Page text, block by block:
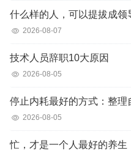
什么样的人，可以提拔成领
2026-08-07
技术人员辞职10大原因
2026-08-05
停止内耗最好的方式：整理
2026-08-05
忙，才是一个人最好的养生